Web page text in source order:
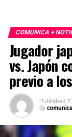
COMUNICA +
Jugador
vs. Japón
previo a
Published 1
By